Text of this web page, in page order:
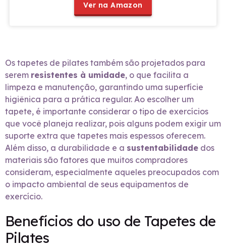
Ver na Amazon
Os tapetes de pilates também são projetados para
serem resistentes à umidade, o que facilita a
limpeza e manutenção, garantindo uma superfície
higiênica para a prática regular. Ao escolher um
tapete, é importante considerar o tipo de exercícios
que você planeja realizar, pois alguns podem exigir um
suporte extra que tapetes mais espessos oferecem.
Além disso, a durabilidade e a sustentabilidade dos
materiais são fatores que muitos compradores
consideram, especialmente aqueles preocupados com
o impacto ambiental de seus equipamentos de
exercício.
Benefícios do uso de Tapetes de
Pilates